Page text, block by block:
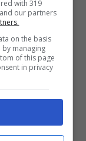
modo di
Mar 7, 2014
with 319
our partners
on the basis
managing
of this page
in privacy